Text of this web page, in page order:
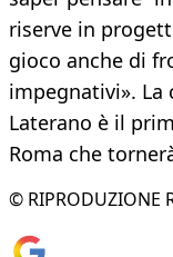
riserve in
gioco anche di
impegnativi». La
Laterano è il
Roma che
© RIPRODUZIONE